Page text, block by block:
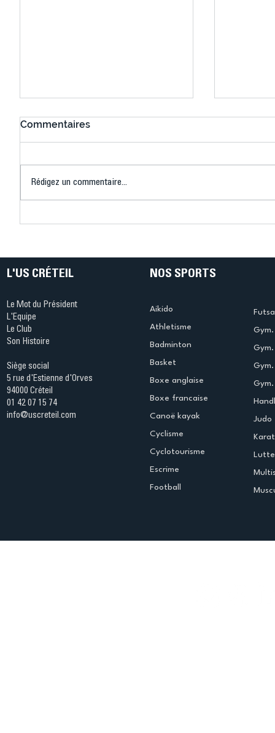
Commentaires
Rédigez un commentaire...
L'US CRÉTEIL
Le Mot du Président
L'Equipe
Le Club
Son Histoire
Siège social
5 rue d'Estienne d'Orves
94000 Créteil
01 42 07 15 74
info@uscreteil.com
NOS SPORTS
Aikido
Athletisme
Badminton
Basket
Boxe anglaise
Boxe francaise
Canoë kayak
Cyclisme
Cyclotourisme
Escrime
Football
Judo
Lutte